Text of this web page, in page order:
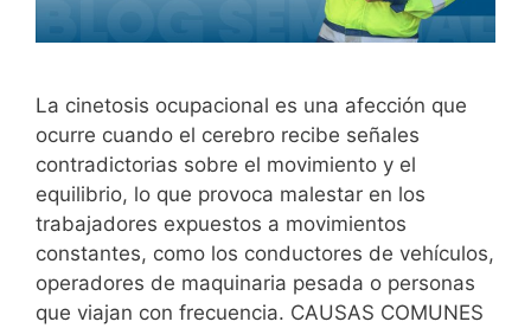
La cinetosis ocupacional es una afección que
ocurre cuando el cerebro recibe señales
contradictorias sobre el movimiento y el
equilibrio, lo que provoca malestar en los
trabajadores expuestos a movimientos
constantes, como los conductores de vehículos,
operadores de maquinaria pesada o personas
que viajan con frecuencia. CAUSAS COMUNES